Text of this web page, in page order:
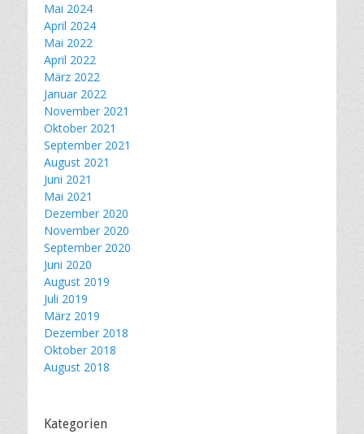
Mai 2024
April 2024
Mai 2022
April 2022
März 2022
Januar 2022
November 2021
Oktober 2021
September 2021
August 2021
Juni 2021
Mai 2021
Dezember 2020
November 2020
September 2020
Juni 2020
August 2019
Juli 2019
März 2019
Dezember 2018
Oktober 2018
August 2018
Kategorien